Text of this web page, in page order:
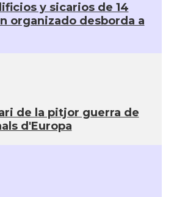
y sicarios de 14
organizado desborda a
de la pitjor guerra de
d'Europa